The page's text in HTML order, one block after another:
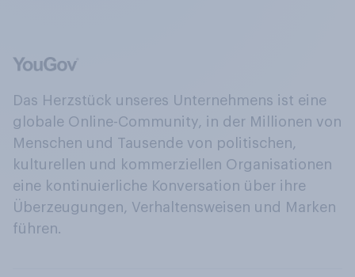
Das Herzstück unseres Unternehmens ist eine
globale Online-Community, in der Millionen von
Menschen und Tausende von politischen,
kulturellen und kommerziellen Organisationen
eine kontinuierliche Konversation über ihre
Überzeugungen, Verhaltensweisen und Marken
führen.